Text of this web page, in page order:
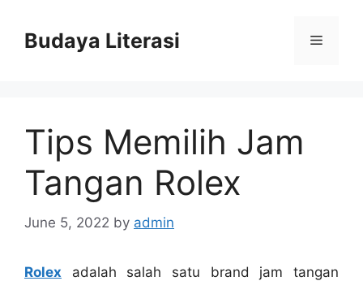
contentBudaya Literasi Menu
Tips Memilih Jam
Tangan Rolex
June 5, 2022 by admin
Rolex adalah salah satu brand jam tangan